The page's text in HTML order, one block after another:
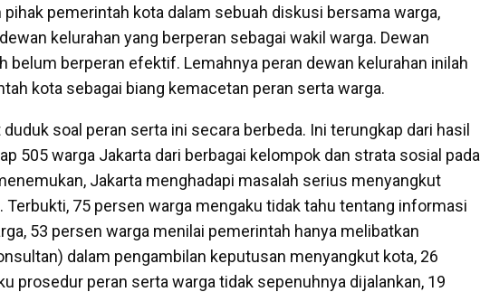
pihak pemerintah kota dalam sebuah diskusi bersama warga,
kelurahan yang berperan sebagai wakil warga. Dewan
belum berperan efektif. Lemahnya peran dewan kelurahan inilah
kota sebagai biang kemacetan peran serta warga.
soal peran serta ini secara berbeda. Ini terungkap dari hasil
505 warga Jakarta dari berbagai kelompok dan strata sosial pada
Jakarta menghadapi masalah serius menyangkut
Terbukti, 75 persen warga mengaku tidak tahu tentang informasi
53 persen warga menilai pemerintah hanya melibatkan
dalam pengambilan keputusan menyangkut kota, 26
prosedur peran serta warga tidak sepenuhnya dijalankan, 19